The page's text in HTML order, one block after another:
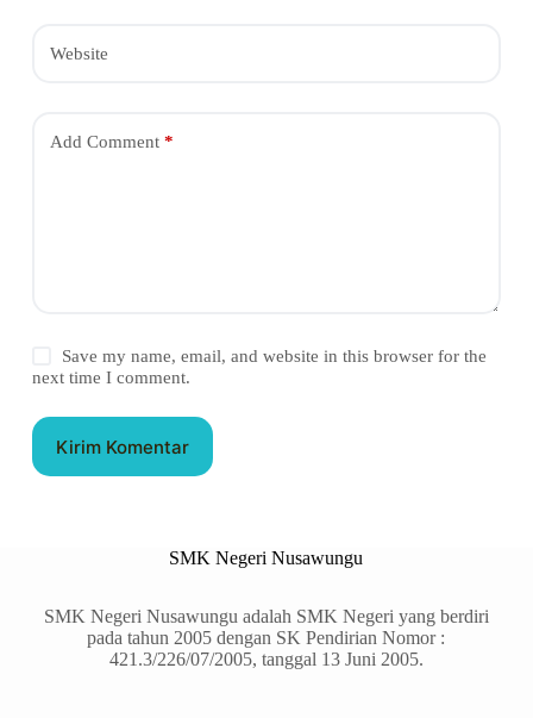
Website
Add Comment*
Save my name, email, and website in this browser for the
next time I comment.
Kirim Komentar
SMK Negeri Nusawungu
SMK Negeri Nusawungu adalah SMK Negeri yang berdiri
pada tahun 2005 dengan SK Pendirian Nomor :
421.3/226/07/2005, tanggal 13 Juni 2005.